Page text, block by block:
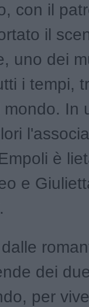
con il
il
uno dei
i tempi,
In
è
e
dei
per